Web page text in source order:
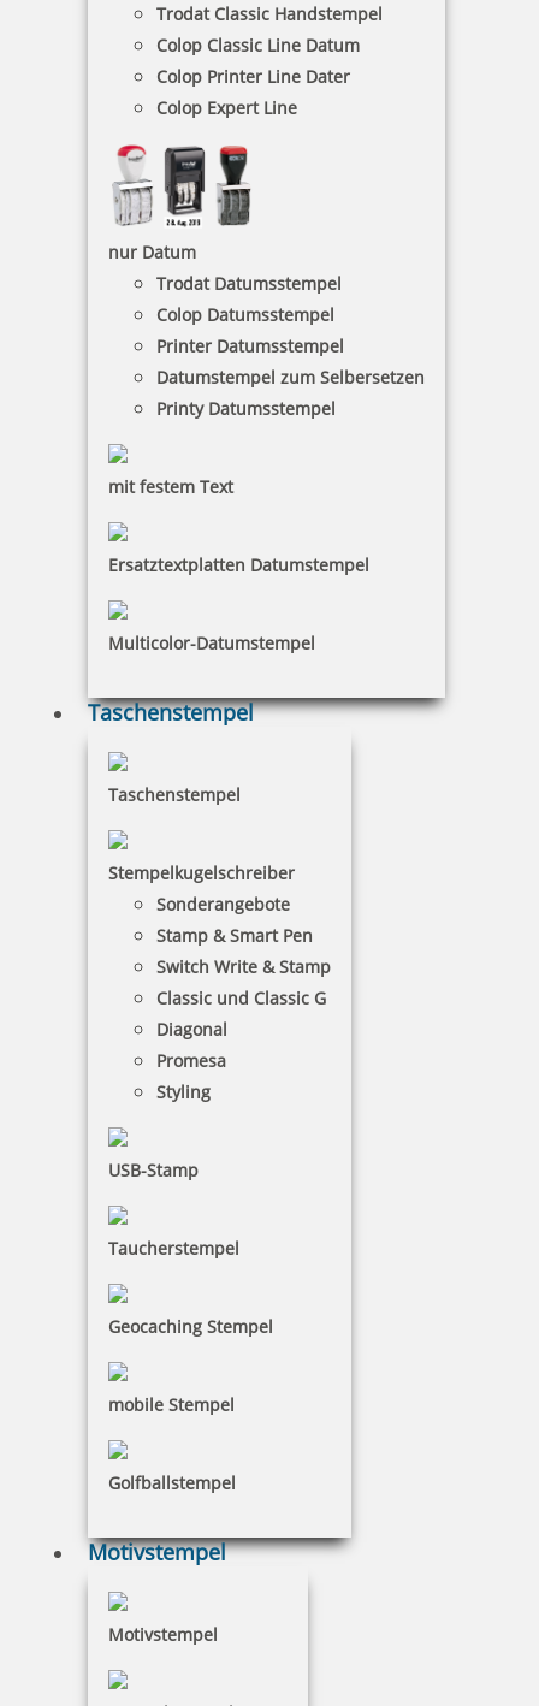
Trodat Classic Handstempel
Colop Classic Line Datum
Colop Printer Line Dater
Colop Expert Line
nur Datum
Trodat Datumsstempel
Colop Datumsstempel
Printer Datumsstempel
Datumstempel zum Selbersetzen
Printy Datumsstempel
mit festem Text
Ersatztextplatten Datumstempel
Multicolor-Datumstempel
Taschenstempel
Taschenstempel
Stempelkugelschreiber
Sonderangebote
Stamp & Smart Pen
Switch Write & Stamp
Classic und Classic G
Diagonal
Promesa
Styling
USB-Stamp
Taucherstempel
Geocaching Stempel
mobile Stempel
Golfballstempel
Motivstempel
Motivstempel
MAUL Stempelträger gerade Form für 8 Stempel
15,43 €
MAUL Stempelträger gerade Form für 12 Stempel
19,46 €
Bestellen
Trodat Stempelträger 3008, Kunststoff für 8 Stempel
Trodat Stempelträger 3010/M, Metall für 10 Stempel
Bestellen